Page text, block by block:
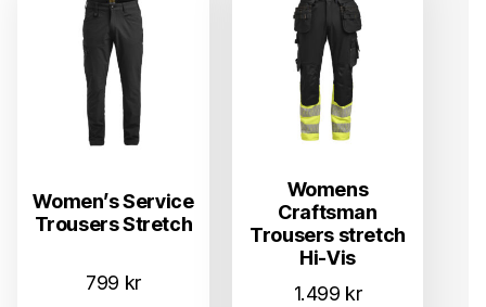
Women’s Service
Trousers Stretch
799 kr
Womens
Craftsman
Trousers stretch
Hi-Vis
1.499 kr